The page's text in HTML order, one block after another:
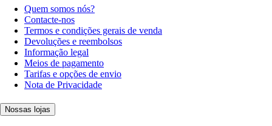
Quem somos nós?
Contacte-nos
Termos e condições gerais de venda
Devoluções e reembolsos
Informação legal
Meios de pagamento
Tarifas e opções de envio
Nota de Privacidade
Nossas lojas